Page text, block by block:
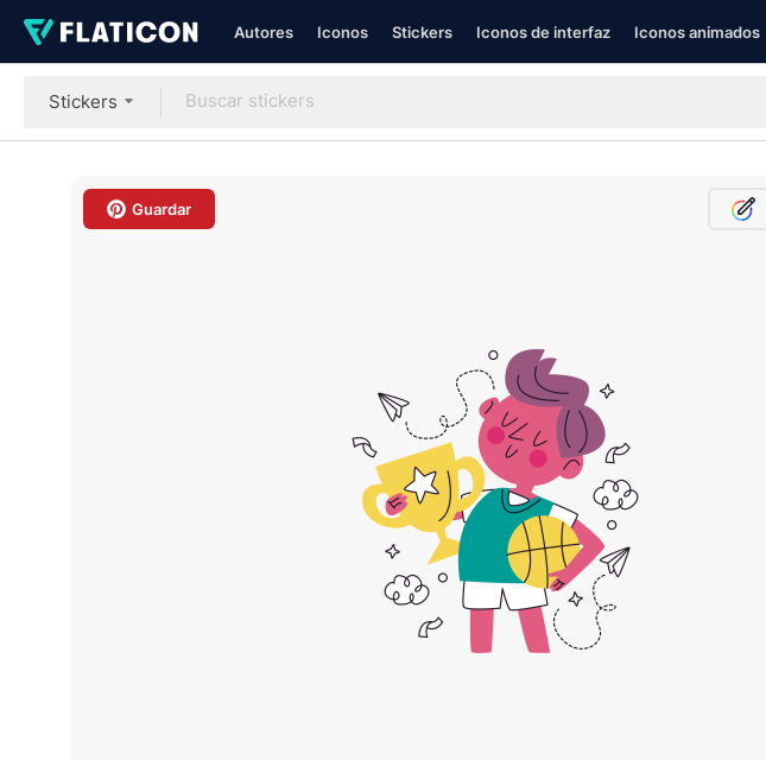
Autores Iconos Stickers Iconos de interfaz Iconos animados
Stickers
Guardar